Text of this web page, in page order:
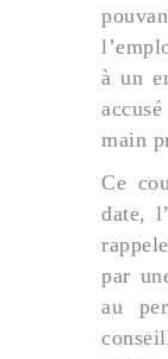
à un
main
Ce
date,
par
au